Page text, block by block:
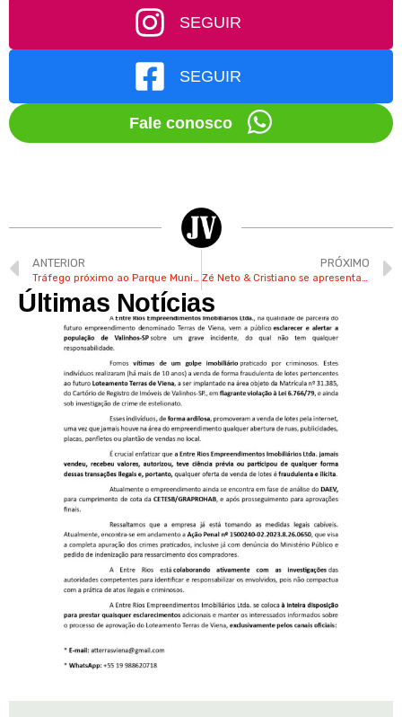
SEGUIR
SEGUIR
Fale conosco
ANTERIOR
Tráfego próximo ao Parque Municipal terá mudanças para a Festa do Figo de Valinhos
PRÓXIMO
Zé Neto & Cristiano se apresenta na Festa do Figo de Valinhos neste sábado
Últimas Notícias